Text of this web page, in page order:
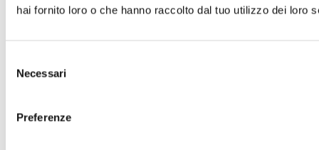
hai fornito loro o che hanno raccolto dal tuo utilizzo dei loro
delNecessari
Preferenze